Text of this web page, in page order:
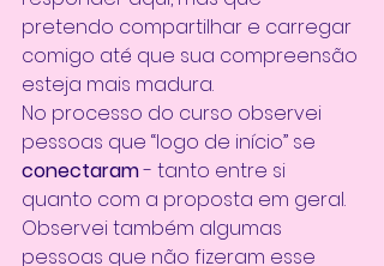
pretendo compartilhar e carregar
comigo até que sua compreensão
esteja mais madura.
No processo do curso observei
pessoas que “logo de início” se
conectaram - tanto entre si
quanto com a proposta em geral.
Observei também algumas
pessoas que não fizeram esse